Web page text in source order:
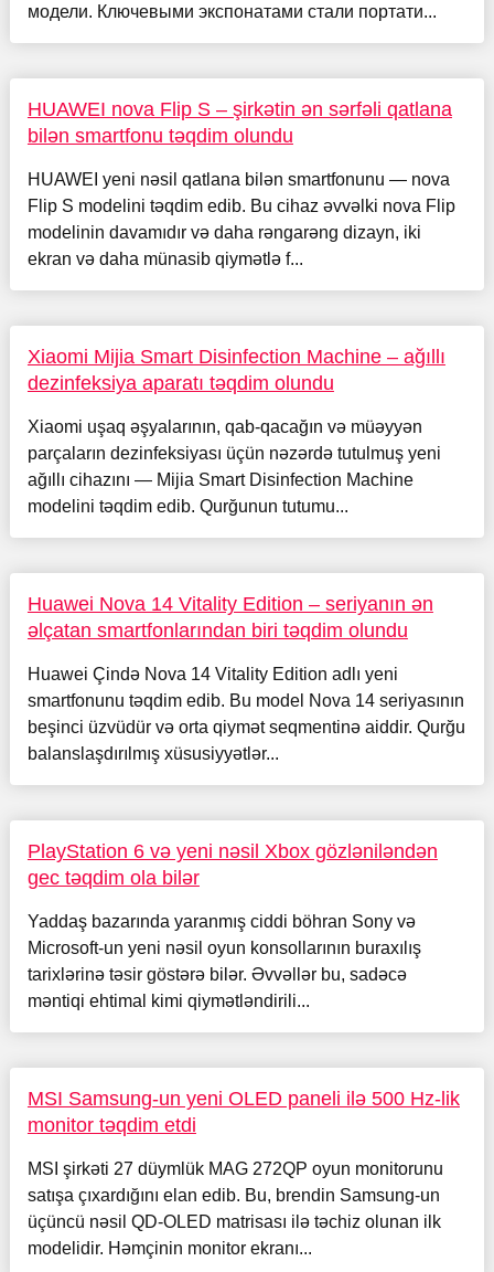
модели. Ключевыми экспонатами стали портати...
HUAWEI nova Flip S – şirkətin ən sərfəli qatlana
bilən smartfonu təqdim olundu
HUAWEI yeni nəsil qatlana bilən smartfonunu — nova
Flip S modelini təqdim edib. Bu cihaz əvvəlki nova Flip
modelinin davamıdır və daha rəngarəng dizayn, iki
ekran və daha münasib qiymətlə f...
Xiaomi Mijia Smart Disinfection Machine – ağıllı
dezinfeksiya aparatı təqdim olundu
Xiaomi uşaq əşyalarının, qab-qacağın və müəyyən
parçaların dezinfeksiyası üçün nəzərdə tutulmuş yeni
ağıllı cihazını — Mijia Smart Disinfection Machine
modelini təqdim edib. Qurğunun tutumu...
Huawei Nova 14 Vitality Edition – seriyanın ən
əlçatan smartfonlarından biri təqdim olundu
Huawei Çində Nova 14 Vitality Edition adlı yeni
smartfonunu təqdim edib. Bu model Nova 14 seriyasının
beşinci üzvüdür və orta qiymət seqmentinə aiddir. Qurğu
balanslaşdırılmış xüsusiyyətlər...
PlayStation 6 və yeni nəsil Xbox gözləniləndən
gec təqdim ola bilər
Yaddaş bazarında yaranmış ciddi böhran Sony və
Microsoft-un yeni nəsil oyun konsollarının buraxılış
tarixlərinə təsir göstərə bilər. Əvvəllər bu, sadəcə
məntiqi ehtimal kimi qiymətləndirili...
MSI Samsung-un yeni OLED paneli ilə 500 Hz-lik
monitor təqdim etdi
MSI şirkəti 27 düymlük MAG 272QP oyun monitorunu
satışa çıxardığını elan edib. Bu, brendin Samsung-un
üçüncü nəsil QD-OLED matrisası ilə təchiz olunan ilk
modelidir. Həmçinin monitor ekranı...